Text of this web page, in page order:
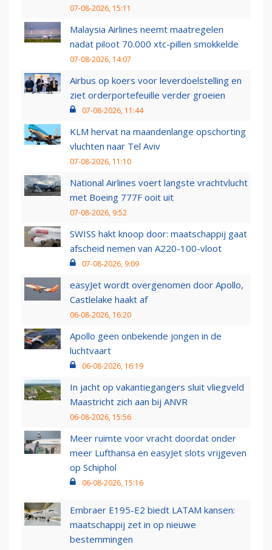
07-08-2026, 15:11
Malaysia Airlines neemt maatregelen
nadat piloot 70.000 xtc-pillen smokkelde
07-08-2026, 14:07
Airbus op koers voor leverdoelstelling en
ziet orderportefeuille verder groeien
07-08-2026, 11:44
KLM hervat na maandenlange opschorting
vluchten naar Tel Aviv
07-08-2026, 11:10
National Airlines voert langste vrachtvlucht
met Boeing 777F ooit uit
07-08-2026, 9:52
SWISS hakt knoop door: maatschappij gaat
afscheid nemen van A220-100-vloot
07-08-2026, 9:09
easyJet wordt overgenomen door Apollo,
Castlelake haakt af
06-08-2026, 16:20
Apollo geen onbekende jongen in de
luchtvaart
06-08-2026, 16:19
In jacht op vakantiegangers sluit vliegveld
Maastricht zich aan bij ANVR
06-08-2026, 15:56
Meer ruimte voor vracht doordat onder
meer Lufthansa en easyJet slots vrijgeven
op Schiphol
06-08-2026, 15:16
Embraer E195-E2 biedt LATAM kansen:
maatschappij zet in op nieuwe
bestemmingen